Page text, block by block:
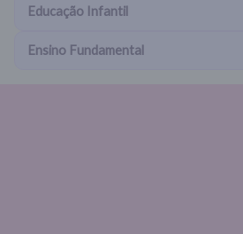
Educação Infantil
Ensino Fundamental